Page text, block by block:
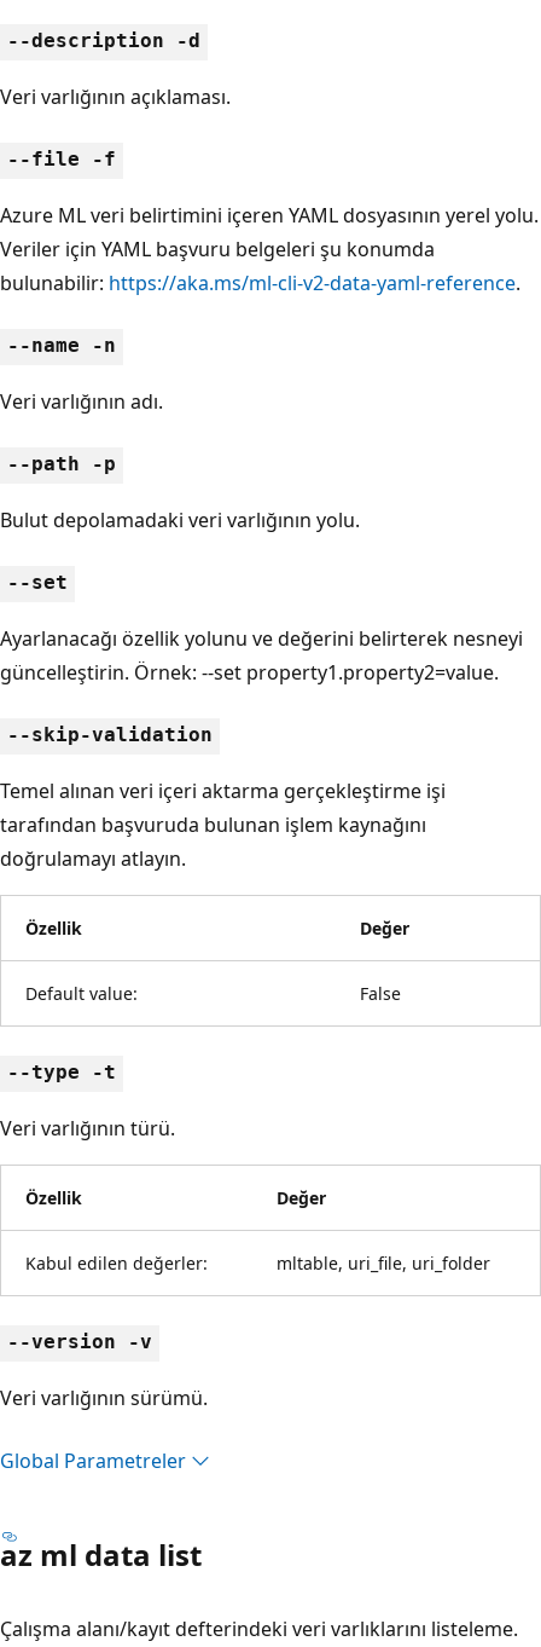
--description -d
Veri varlığının açıklaması.
--file -f
Azure ML veri belirtimini içeren YAML dosyasının yerel yolu.
Veriler için YAML başvuru belgeleri şu konumda
bulunabilir: https://aka.ms/ml-cli-v2-data-yaml-reference.
--name -n
Veri varlığının adı.
--path -p
Bulut depolamadaki veri varlığının yolu.
--set
Ayarlanacağı özellik yolunu ve değerini belirterek nesneyi
güncelleştirin. Örnek: --set property1.property2=value.
--skip-validation
Temel alınan veri içeri aktarma gerçekleştirme işi
tarafından başvuruda bulunan işlem kaynağını
doğrulamayı atlayın.
Özellik Değer
Default value: False
--type -t
Veri varlığının türü.
Özellik Değer
Kabul edilen değerler: mltable, uri_file, uri_folder
--version -v
Veri varlığının sürümü.
Global Parametreler
az ml data list
Çalışma alanı/kayıt defterindeki veri varlıklarını listeleme.